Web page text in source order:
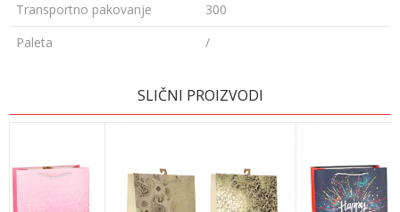
Transportno pakovanje
300
Paleta
/
SLIČNI PROIZVODI